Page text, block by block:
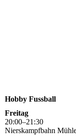
Hobby Fussball
Freitag
20:00–21 :30
Nierskampfbahn